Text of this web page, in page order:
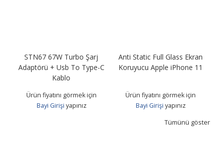
STN67 67W Turbo Şarj
Adaptörü + Usb To Type-C
Kablo
Ürün fiyatını görmek için
Bayi Girişi yapınız
Anti Static Full Glass Ekran
Koruyucu Apple iPhone 11
Ürün fiyatını görmek için
Bayi Girişi yapınız
Tümünü göster